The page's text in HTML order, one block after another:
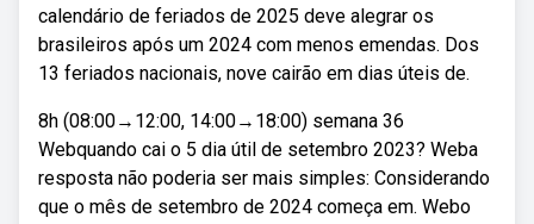
calendário de feriados de 2025 deve alegrar os
brasileiros após um 2024 com menos emendas. Dos
13 feriados nacionais, nove cairão em dias úteis de.
8h (08:00→12:00, 14:00→18:00) semana 36
Webquando cai o 5 dia útil de setembro 2023? Weba
resposta não poderia ser mais simples: Considerando
que o mês de setembro de 2024 começa em. Webo